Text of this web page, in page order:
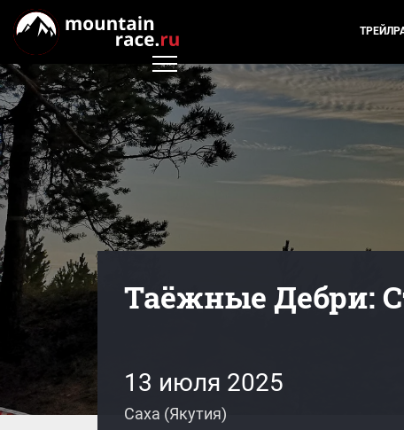
Таёжные Дебри:
13 июля 2025
Саха (Якутия)